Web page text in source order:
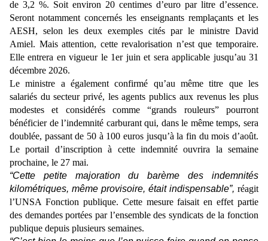
de 3,2 %. Soit environ 20 centimes d’euro par litre d’essence.
Seront notamment concernés les enseignants remplaçants et les
AESH, selon les deux exemples cités par le ministre David
Amiel. Mais attention, cette revalorisation n’est que temporaire.
Elle entrera en vigueur le 1er juin et sera applicable jusqu’au 31
décembre 2026.
Le ministre a également confirmé qu’au même titre que les
salariés du secteur privé, les agents publics aux revenus les plus
modestes et considérés comme “grands rouleurs” pourront
bénéficier de l’indemnité carburant qui, dans le même temps, sera
doublée, passant de 50 à 100 euros jusqu’à la fin du mois d’août.
Le portail d’inscription à cette indemnité ouvrira la semaine
prochaine, le 27 mai.
“Cette petite majoration du barème des indemnités
kilométriques, même provisoire, était indispensable”, réagit
l’UNSA Fonction publique. Cette mesure faisait en effet partie
des demandes portées par l’ensemble des syndicats de la fonction
publique depuis plusieurs semaines.